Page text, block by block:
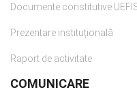
Documente constitutive
Prezentare instituțională
Raport de activitate
COMUNICARE